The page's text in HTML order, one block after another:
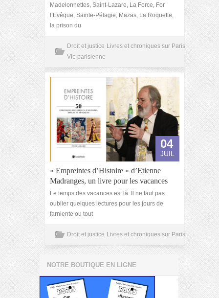
Madelonnettes, Saint-Lazare, La Force, For
l’Evêque, Sainte-Pélagie, Mazas, La Roquette,
la prison du
Droit et justice Livres et chroniques sur Paris
Vie parisienne
04
JUIL
« Empreintes d’Histoire » d’Etienne
Madranges, un livre pour les vacances
Le temps des vacances est là. Il ne faut pas
oublier quelques lectures pour les jours de
farniente ou tout
Droit et justice Livres et chroniques sur Paris
NOTRE BOUTIQUE EN LIGNE